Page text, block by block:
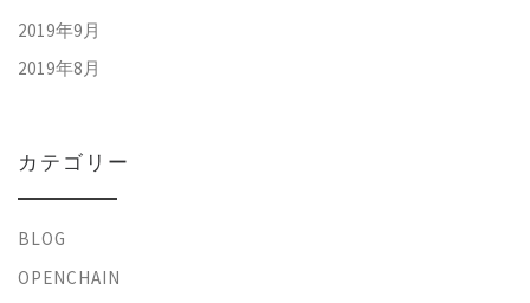
2019年9月
2019年8月
カテゴリー
BLOG
OPENCHAIN